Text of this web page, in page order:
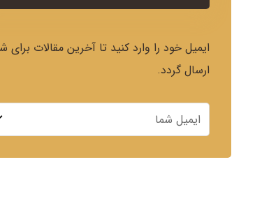
ایمیل خود را وارد کنید تا آخرین مقالات برای
ارسال گردد.